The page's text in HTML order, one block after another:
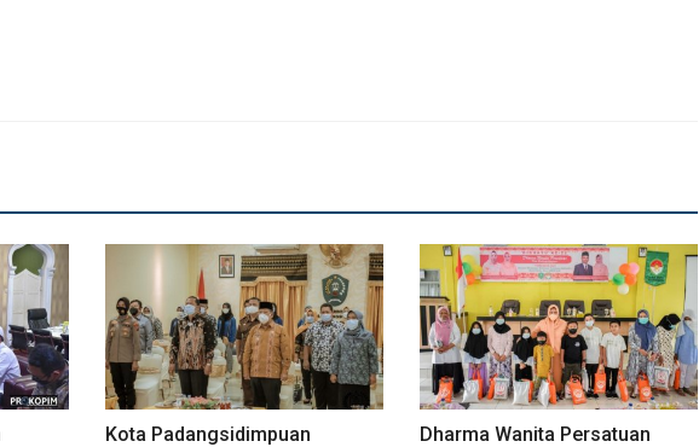
Kota Padangsidimpuan
Dharma Wanita Persatuan